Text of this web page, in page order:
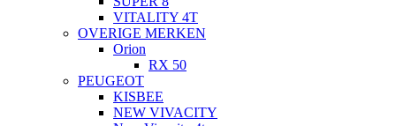
VITALITY 4T
OVERIGE MERKEN
Orion
RX 50
PEUGEOT
KISBEE
NEW VIVACITY